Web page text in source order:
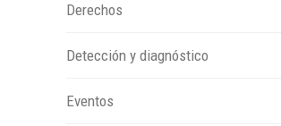
Derechos
Detección y diagnóstico
Eventos